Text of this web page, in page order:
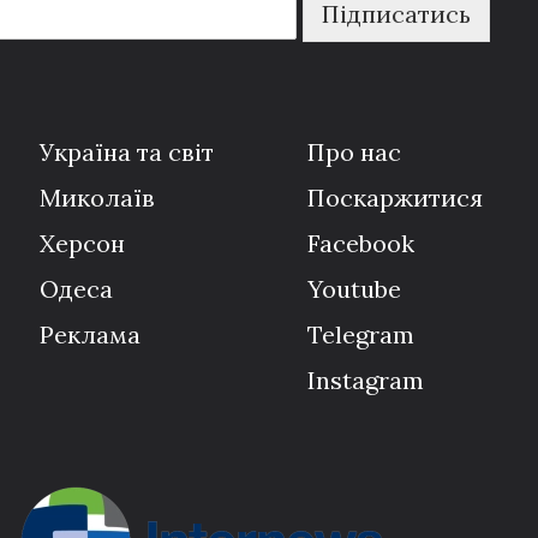
Підписатись
Україна та світ
Миколаїв
Херсон
Одеса
Реклама
Про нас
Поскаржитися
Facebook
Youtube
Telegram
Instagram